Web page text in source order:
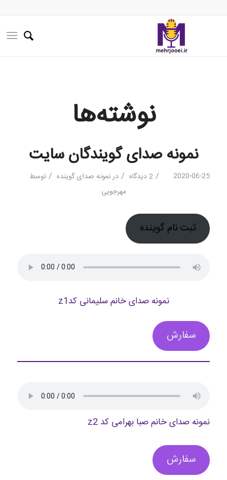
نوشته‌ها
نمونه صدای گویندگان سایت
2020-06-25
/ 2 دیدگاه / درنمونه صدای گوینده / توسط
مهرجویی
ثبت نام گوینده
نمونه صدای خانم سلیمانی کدz1
سفارش
نمونه صدای خانم صبا بهرامی کد z2
سفارش